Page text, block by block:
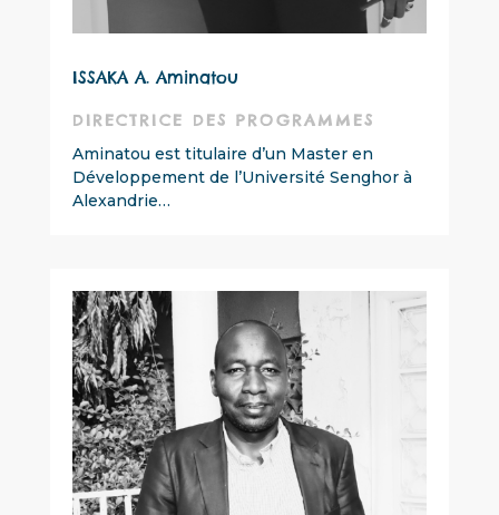
ISSAKA A. Aminatou
DIRECTRICE DES PROGRAMMES
Aminatou est titulaire d’un Master en
Développement de l’Université Senghor à
Alexandrie…